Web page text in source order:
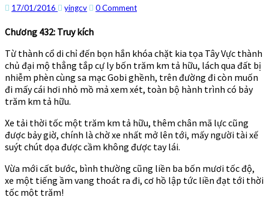
chi
viên
xử
–
Ch
432
17/01/2016 yingcv Comments
0 Comment
Chương 432: Truy kích
Từ thành cổ di chỉ đến bọn hắn khóa chặt kia tọa Tây Vực thành
chủ đại mộ thẳng tắp cự ly bốn trăm km tả hữu, lách qua đất bị
nhiễm phèn cùng sa mạc Gobi ghềnh, trên đường đi còn muốn
đi mấy cái hơi nhỏ mồ mả xem xét, toàn bộ hành trình có bảy
trăm km tả hữu.
Xe tải thời tốc một trăm km tả hữu, thêm chân mã lực cũng
được bảy giờ, chính là chờ xe nhất mở lên tới, mấy người tài xế
suýt chút dọa được cầm không được tay lái.
Vừa mới cất bước, bình thường cũng liền ba bốn mươi tốc độ,
xe một tiếng ầm vang thoát ra đi, cơ hồ lập tức liền đạt tới thời
tốc một trăm!